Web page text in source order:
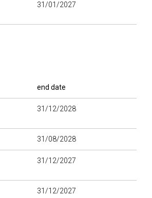
31/01/2027
end date
31/12/2028
31/08/2028
31/12/2027
31/12/2027